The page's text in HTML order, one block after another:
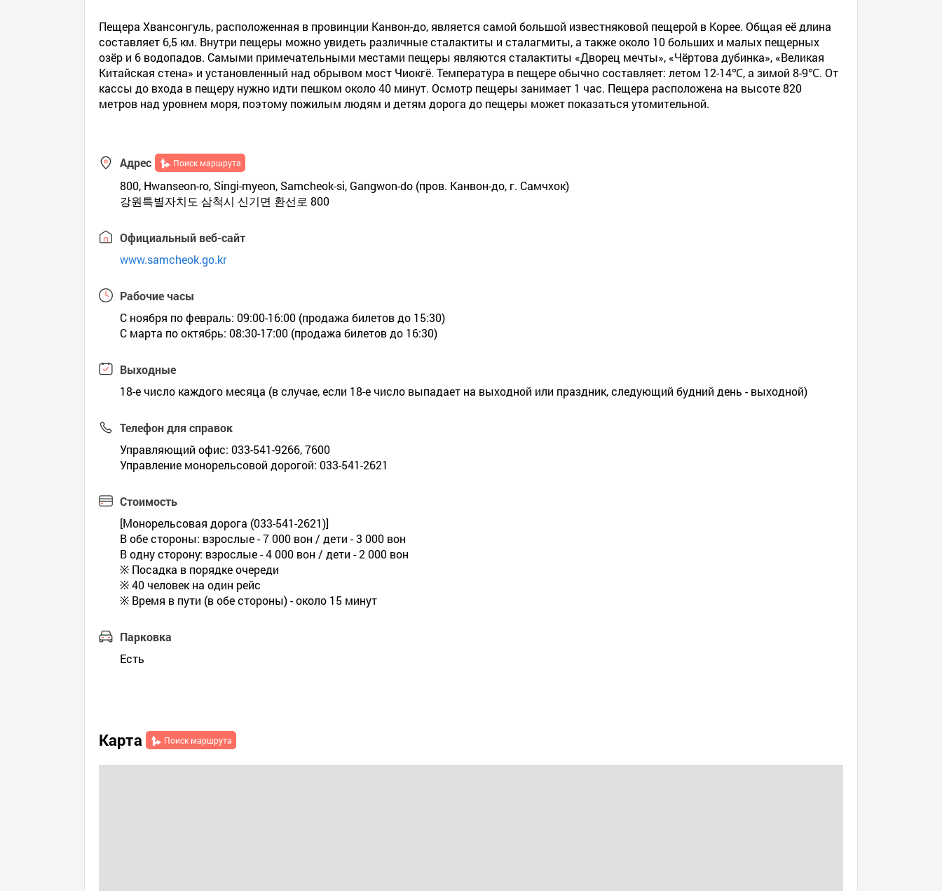
Пещера Хвансонгуль, расположенная в провинции Канвон-до, является самой большой известняковой пещерой в Корее. Общая её длина
составляет 6,5 км. Внутри пещеры можно увидеть различные сталактиты и сталагмиты, а также около 10 больших и малых пещерных
озёр и 6 водопадов. Самыми примечательными местами пещеры являются сталактиты «Дворец мечты», «Чёртова дубинка», «Великая
Китайская стена» и установленный над обрывом мост Чиокгё. Температура в пещере обычно составляет: летом 12-14℃, а зимой 8-9℃. От
кассы до входа в пещеру нужно идти пешком около 40 минут. Осмотр пещеры занимает 1 час. Пещера расположена на высоте 820
метров над уровнем моря, поэтому пожилым людям и детям дорога до пещеры может показаться утомительной.
Адрес Поиск маршрута
800, Hwanseon-ro, Singi-myeon, Samcheok-si, Gangwon-do (пров. Канвон-до, г. Самчхок)
강원특별자치도 삼척시 신기면 환선로 800
Официальный веб-сайт
www.samcheok.go.kr
Рабочие часы
С ноября по февраль: 09:00-16:00 (продажа билетов до 15:30)
С марта по октябрь: 08:30-17:00 (продажа билетов до 16:30)
Выходные
18-е число каждого месяца (в случае, если 18-е число выпадает на выходной или праздник, следующий будний день - выходной)
Телефон для справок
Управляющий офис: 033-541-9266, 7600
Управление монорельсовой дорогой: 033-541-2621
Стоимость
[Монорельсовая дорога (033-541-2621)]
В обе стороны: взрослые - 7 000 вон / дети - 3 000 вон
В одну сторону: взрослые - 4 000 вон / дети - 2 000 вон
※ Посадка в порядке очереди
※ 40 человек на один рейс
※ Время в пути (в обе стороны) - около 15 минут
Парковка
Есть
Карта Поиск маршрута